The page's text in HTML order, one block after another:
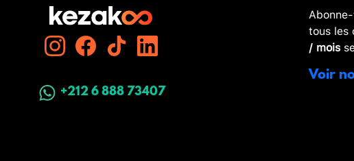
+212 6 888 73407
tous les
/ mois
Voir